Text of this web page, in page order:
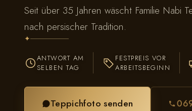
Seit über 35 Jahren wäscht Familie Nabi
nach persischer Tradition.
✦
ANTWORT AM
SELBEN TAG
FESTPREIS VOR
ARBEITSBEGINN
Teppichfoto senden